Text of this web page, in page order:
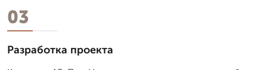
03
Разработка проекта